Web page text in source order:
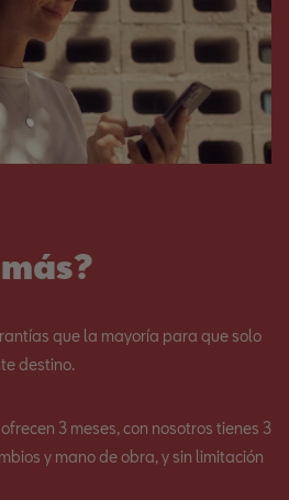
que la mayoría para que solo
destino.
3 meses, con nosotros tienes 3
y mano de obra, y sin limitación